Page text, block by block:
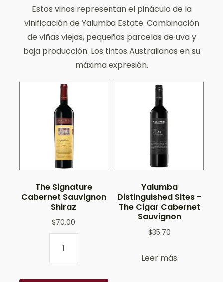
Estos vinos representan el pináculo de la
vinificación de Yalumba Estate. Combinación
de viñas viejas, pequeñas parcelas de uva y
baja producción. Los tintos Australianos en su
máxima expresión.
The Signature
Cabernet Sauvignon
Shiraz
$70.00
Yalumba
Distinguished Sites -
The Cigar Cabernet
Sauvignon
$35.70
Leer más